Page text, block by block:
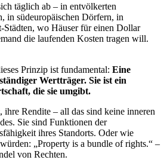
täglich ab – in entvölkerten
in südeuropäischen Dörfern, in
Städten, wo Häuser für einen Dollar
die laufenden Kosten tragen will.
Prinzip ist fundamental: Eine
Wertträger. Sie ist ein
die sie umgibt.
Rendite – all das sind keine inneren
Sie sind Funktionen der
ihres Standorts. Oder wie
„Property is a bundle of rights.“ –
von Rechten.